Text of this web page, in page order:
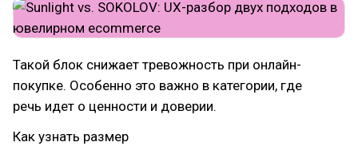
Такой блок снижает тревожность при онлайн-
покупке. Особенно это важно в категории, где
речь идет о ценности и доверии.
Как узнать размер